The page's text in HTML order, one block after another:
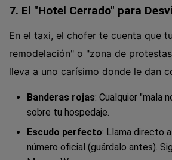
7. El "Hotel Cerrado" para
En el taxi, el chofer te cuenta que
remodelación" o "zona de
lleva a uno carísimo donde le dan
Banderas rojas: Cualquier "mala
sobre tu hospedaje.
Escudo perfecto: Llama directo
número oficial (guárdalo antes).